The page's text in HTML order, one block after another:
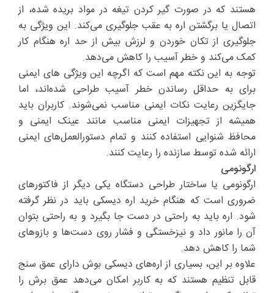
هستند که در صورت گیر کردن تیغه در مواد بریده شده، از
اتصال یا برگشتن اره به عقب جلوگیری می‌کند. این ویژگی به
جلوگیری از تکان خوردن و لرزش بیش از حد اره هنگام کار
کمک می‌کند و خطر آسیب را کاهش می‌دهد.
توجه به این نکته مهم است که اگرچه این ویژگی های ایمنی
برای به حداقل رساندن خطر آسیب طراحی شده‌اند، اما
جایگزین رعایت نکات ایمنی مناسب نمی‌شوند. کاربران باید
همیشه از تجهیزات ایمنی مناسب مانند عینک ایمنی و
محافظ شنوایی استفاده کنند و تمام دستورالعمل‌های ایمنی
ارائه شده توسط سازنده را رعایت کنند.
ارگونومی
ارگونومی یا ساختار طراحی دستگاه یکی دیگر از فاکتورهای
ضروری است که هنگام خرید اره دیسکی باید در نظر گرفته
شود. اره باید به راحتی در دست جا بگیرد و به راحتی بتوان
آن را مانور داد و نیزخستگی و فشار روی دست‌ها و بازوهای
شما را کاهش دهد.
علاوه بر این، بسیاری از اره‌های دیسکی بوش دارای عمق سنج
قابل تنظیم هستند که به کاربر امکان می‌دهد عمق برش را